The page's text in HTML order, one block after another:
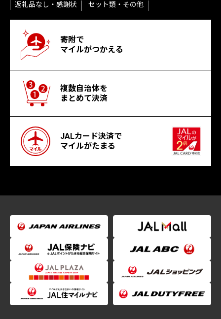
返礼品なし・感謝状
セット類・その他
寄附で
マイルがつかえる
複数自治体を
まとめて決済
JALカード決済で
マイルがたまる